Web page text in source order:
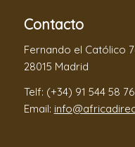
Contacto
Fernando el Católico
28015 Madrid
Telf: (+34) 91 544 58 76
Email: